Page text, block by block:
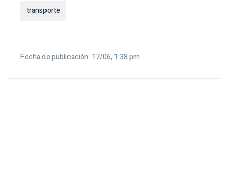
transporte
Fecha de publicación: 17/06, 1:38 pm